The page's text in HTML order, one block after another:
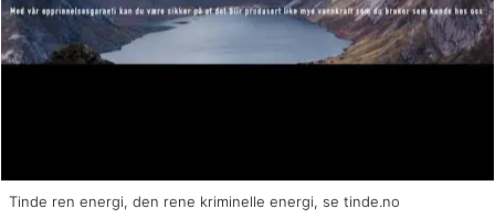
Tinde ren energi, den rene kriminelle energi, se tinde.no